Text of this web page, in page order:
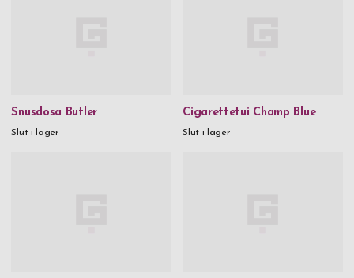
Snusdosa Butler
Slut i lager
Cigarettetui Champ Blue
Slut i lager